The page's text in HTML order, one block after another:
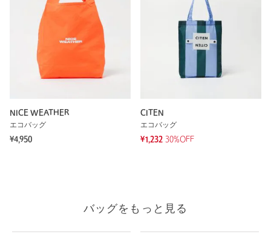
NICE WEATHER
エコバッグ
¥4,950
CITEN
エコバッグ
¥1,232 30%OFF
バッグをもっと見る